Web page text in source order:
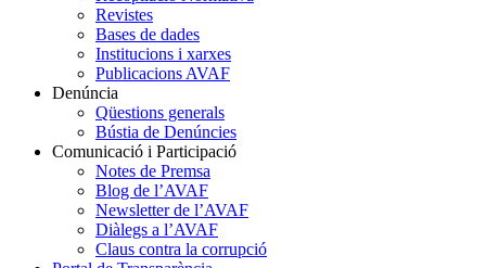
Revistes
Bases de dades
Institucions i xarxes
Publicacions AVAF
Denúncia
Qüestions generals
Bústia de Denúncies
Comunicació i Participació
Notes de Premsa
Blog de l’AVAF
Newsletter de l’AVAF
Diàlegs a l’AVAF
Claus contra la corrupció